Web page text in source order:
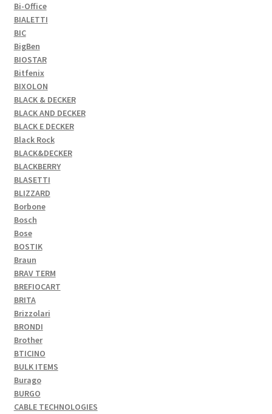
Bi-Office
BIALETTI
BIC
BigBen
BIOSTAR
Bitfenix
BIXOLON
BLACK & DECKER
BLACK AND DECKER
BLACK E DECKER
Black Rock
BLACK&DECKER
BLACKBERRY
BLASETTI
BLIZZARD
Borbone
Bosch
Bose
BOSTIK
Braun
BRAV TERM
BREFIOCART
BRITA
Brizzolari
BRONDI
Brother
BTICINO
BULK ITEMS
Burago
BURGO
CABLE TECHNOLOGIES